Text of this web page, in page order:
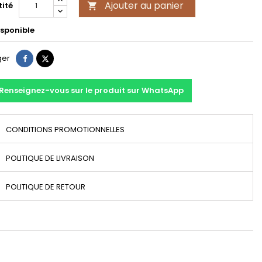
 Ajouter au panier
PartagerTweet
vous sur le produit sur WhatsApp
CONDITIONS PROMOTIONNELLES
POLITIQUE DE LIVRAISON
POLITIQUE DE RETOUR